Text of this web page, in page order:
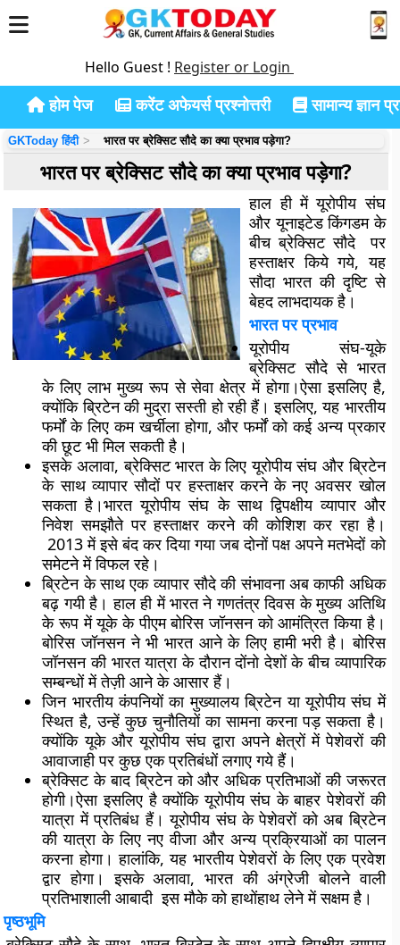
Hello Guest ! Register or Login
होम पेज करेंट अफेयर्स प्रश्नोत्तरी सामान्य ज्ञान
GKToday हिंदी भारत पर ब्रेक्सिट सौदे का क्या प्रभाव पड़ेगा?
भारत पर ब्रेक्सिट सौदे का क्या प्रभाव पड़ेगा?
हाल ही में यूरोपीय संघ
और यूनाइटेड किंगडम के
बीच ब्रेक्सिट सौदे पर
हस्ताक्षर किये गये, यह
सौदा भारत की दृष्टि से
बेहद लाभदायक है।
भारत पर प्रभाव
यूरोपीय संघ-यूके
ब्रेक्सिट सौदे से भारत
के लिए लाभ मुख्य रूप से सेवा क्षेत्र में होगा।ऐसा इसलिए है,
क्योंकि ब्रिटेन की मुद्रा सस्ती हो रही हैं। इसलिए, यह भारतीय
फर्मों के लिए कम खर्चीला होगा, और फर्मों को कई अन्य प्रकार
की छूट भी मिल सकती है।
इसके अलावा, ब्रेक्सिट भारत के लिए यूरोपीय संघ और ब्रिटेन
के साथ व्यापार सौदों पर हस्ताक्षर करने के नए अवसर खोल
सकता है।भारत यूरोपीय संघ के साथ द्विपक्षीय व्यापार और
निवेश समझौते पर हस्ताक्षर करने की कोशिश कर रहा है।
2013 में इसे बंद कर दिया गया जब दोनों पक्ष अपने मतभेदों को
समेटने में विफल रहे।
ब्रिटेन के साथ एक व्यापार सौदे की संभावना अब काफी अधिक
बढ़ गयी है। हाल ही में भारत ने गणतंत्र दिवस के मुख्य अतिथि
के रूप में यूके के पीएम बोरिस जॉनसन को आमंत्रित किया है।
बोरिस जॉनसन ने भी भारत आने के लिए हामी भरी है। बोरिस
जॉनसन की भारत यात्रा के दौरान दोंनो देशों के बीच व्यापारिक
सम्बन्धों में तेज़ी आने के आसार हैं।
जिन भारतीय कंपनियों का मुख्यालय ब्रिटेन या यूरोपीय संघ में
स्थित है, उन्हें कुछ चुनौतियों का सामना करना पड़ सकता है।
क्योंकि यूके और यूरोपीय संघ द्वारा अपने क्षेत्रों में पेशेवरों की
आवाजाही पर कुछ एक प्रतिबंधों लगाए गये हैं।
ब्रेक्सिट के बाद ब्रिटेन को और अधिक प्रतिभाओं की जरूरत
होगी।ऐसा इसलिए है क्योंकि यूरोपीय संघ के बाहर पेशेवरों की
यात्रा में प्रतिबंध हैं। यूरोपीय संघ के पेशेवरों को अब ब्रिटेन
की यात्रा के लिए नए वीजा और अन्य प्रक्रियाओं का पालन
करना होगा। हालांकि, यह भारतीय पेशेवरों के लिए एक प्रवेश
द्वार होगा। इसके अलावा, भारत की अंग्रेजी बोलने वाली
प्रतिभाशाली आबादी इस मौके को हाथोंहाथ लेने में सक्षम है।
पृष्ठभूमि